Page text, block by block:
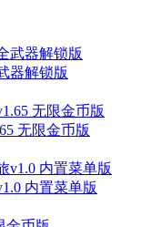
器解锁版
无限金币版
内置菜单版